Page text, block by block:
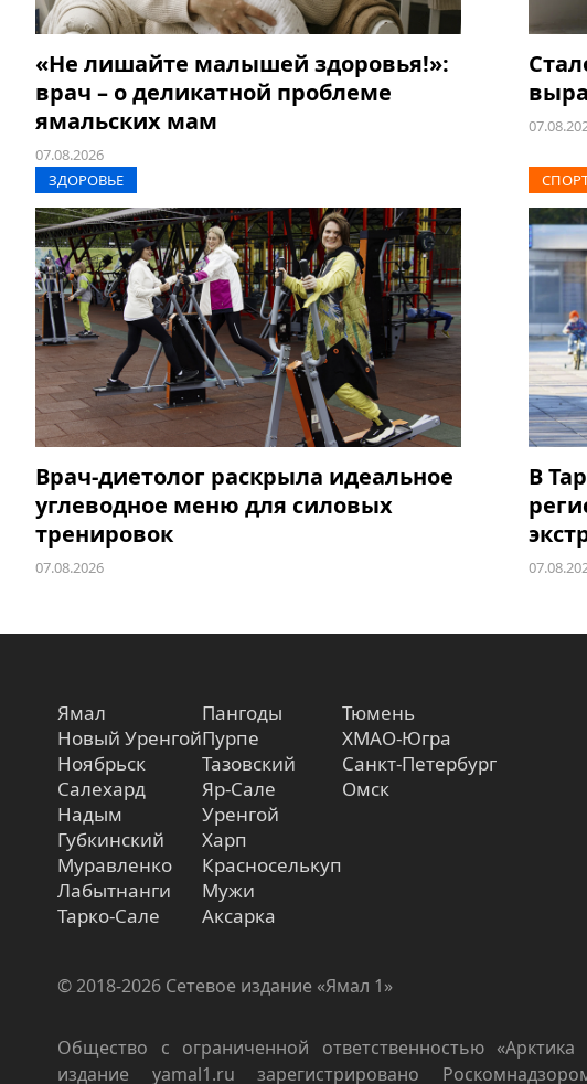
«Не лишайте малышей здоровья!»:
врач – о деликатной проблеме
ямальских мам
07.08.2026
ЗДОРОВЬЕ
Врач-диетолог раскрыла идеальное
углеводное меню для силовых
тренировок
07.08.2026
В
Ямал
Новый Уренгой
Ноябрьск
Салехард
Надым
Губкинский
Муравленко
Лабытнанги
Тарко-Сале
Пангоды
Пурпе
Тазовский
Яр-Сале
Уренгой
Харп
Красноселькуп
Мужи
Аксарка
Тюмень
ХМАО-Югра
Санкт-Петербург
Омск
© 2018-2026 Сетевое издание «Ямал 1»
Общество с ограниченной ответственностью
издание yamal1.ru зарегистрировано